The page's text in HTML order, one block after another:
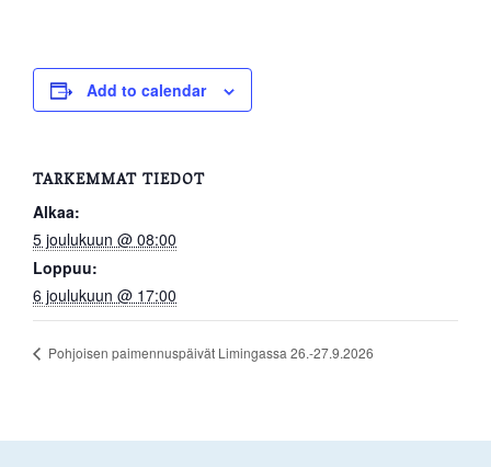
Add to calendar
TARKEMMAT TIEDOT
Alkaa:
5 joulukuun @ 08:00
Loppuu:
6 joulukuun @ 17:00
Pohjoisen paimennuspäivät Limingassa 26.-27.9.2026